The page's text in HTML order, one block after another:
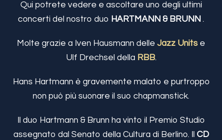
Qui potrete vedere e ascoltare uno degli ultimi
concerti del nostro duo HARTMANN & BRUNN .
Molte grazie a Iven Hausmann delle Jazz Units e
Ulf Drechsel della RBB.
Hans Hartmann è gravemente malato e purtroppo
non può più suonare il suo chapmanstick.
Il duo Hartmann & Brunn ha vinto il Premio Studio
assegnato dal Senato della Cultura di Berlino. Il CD